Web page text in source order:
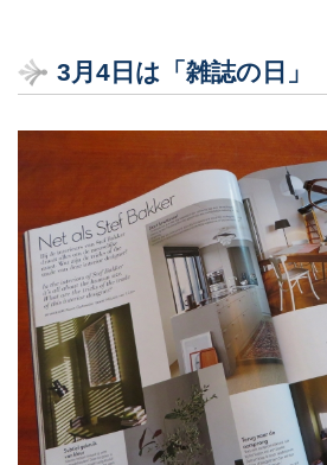
3 月4 日は「雑誌の日」